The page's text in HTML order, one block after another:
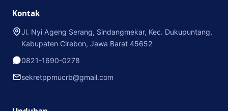
Kontak
Jl. Nyi Ageng Serang, Sindangmekar, Kec. Dukupuntang,
Kabupaten Cirebon, Jawa Barat 45652
0821-1690-0278
sekretppmucrb@gmail.com